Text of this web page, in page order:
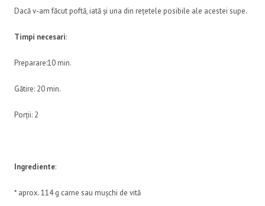
Dacă v-am făcut poftă, iată și una din rețetele posibile ale acestei supe.
Timpi necesari:
Preparare:10 min.
Gătire: 20 min.
Porții: 2
Ingrediente:
* aprox. 114 g carne sau mușchi de vită